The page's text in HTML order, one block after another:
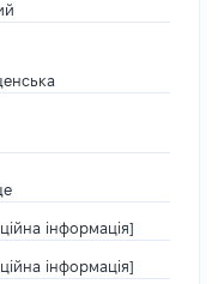
інформація]
інформація]